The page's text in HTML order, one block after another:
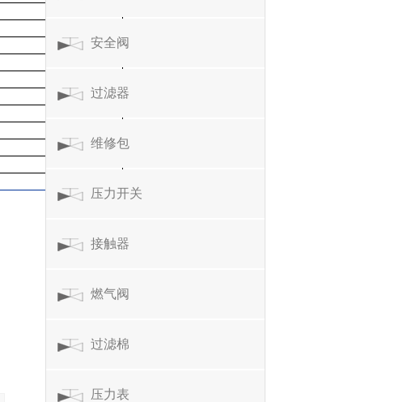
安全阀
过滤器
维修包
压力开关
接触器
燃气阀
过滤棉
压力表